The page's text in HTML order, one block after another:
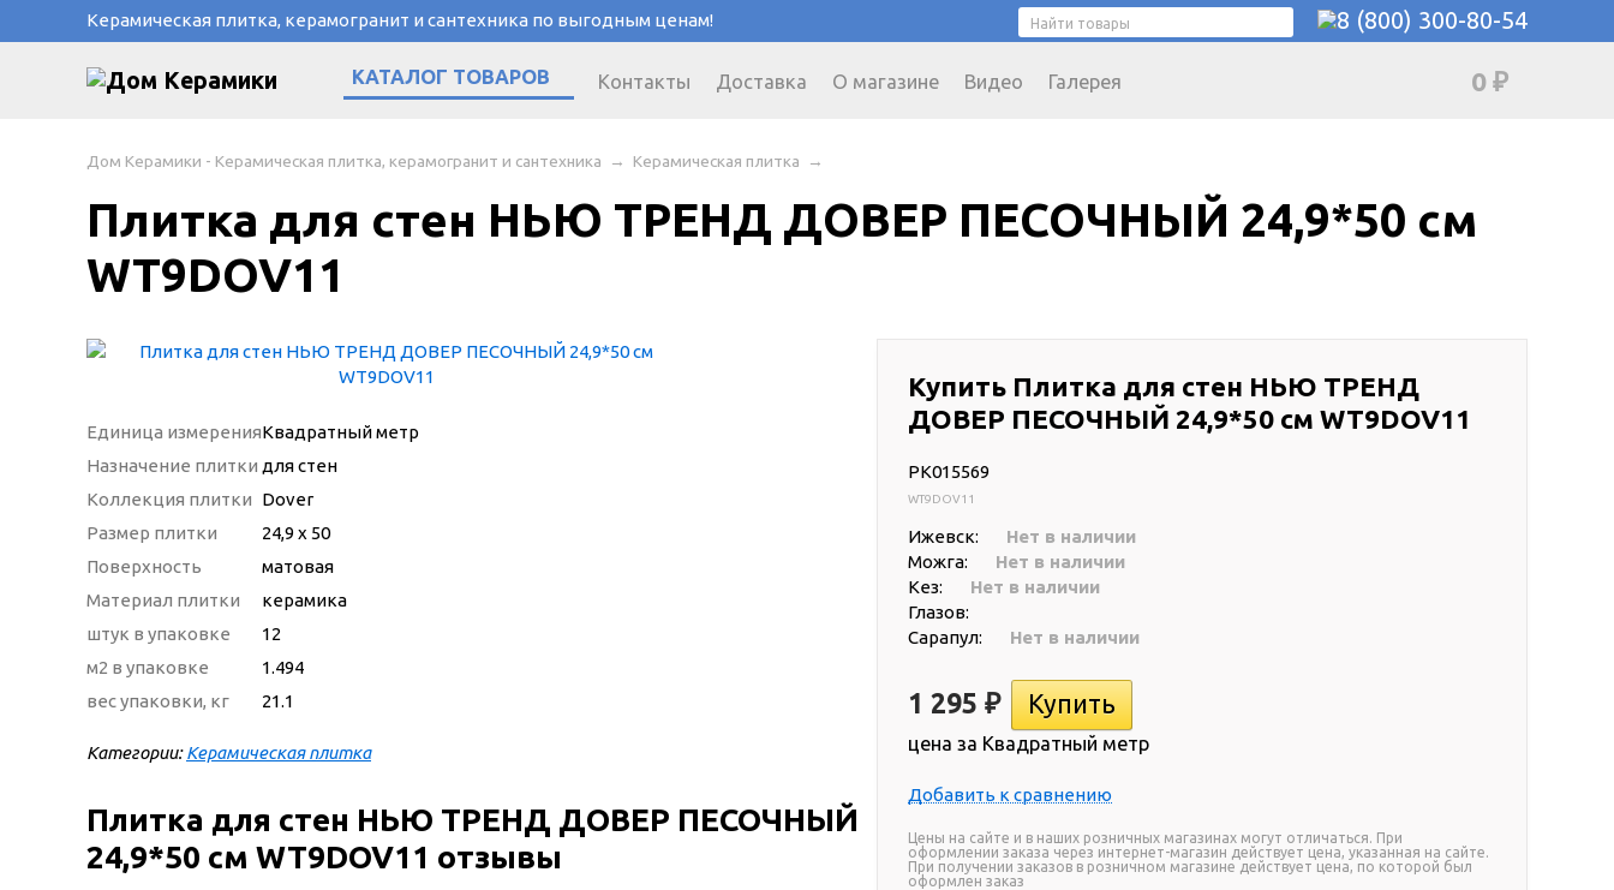
Керамическая плитка, керамогранит и сантехника по выгодным ценам! 8 (800) 300-80-54
КАТАЛОГ ТОВАРОВ Контакты Доставка О магазине Видео Галерея 0 ₽
Дом Керамики - Керамическая плитка, керамогранит и сантехника → Керамическая плитка →
Плитка для стен НЬЮ ТРЕНД ДОВЕР ПЕСОЧНЫЙ 24,9*50 см
WT9DOV11
Купить Плитка для стен НЬЮ ТРЕНД
ДОВЕР ПЕСОЧНЫЙ 24,9*50 см WT9DOV11
PK015569
WT9DOV11
Ижевск:
Нет в наличии
Можга:
Нет в наличии
Кез:
Нет в наличии
Глазов:
Сарапул:
Нет в наличии
1 295 ₽
цена за Квадратный метр
Добавить к сравнению
Цены на сайте и в наших розничных магазинах могут отличаться. При
оформлении заказа через интернет-магазин действует цена, указанная на сайте.
При получении заказов в розничном магазине действует цена, по которой был
оформлен заказ
Единица измеренияКвадратный метр
Назначение плитки для стен
Коллекция плитки Dover
Размер плитки
24,9 х 50
Поверхность
матовая
Материал плитки
керамика
штук в упаковке
12
м2 в упаковке
1.494
вес упаковки, кг
21.1
Категории:Керамическая плитка
Плитка для стен НЬЮ ТРЕНД ДОВЕР ПЕСОЧНЫЙ
24,9*50 см WT9DOV11 отзывы